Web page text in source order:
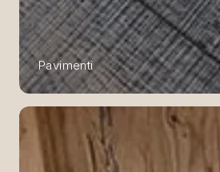
Pavimenti